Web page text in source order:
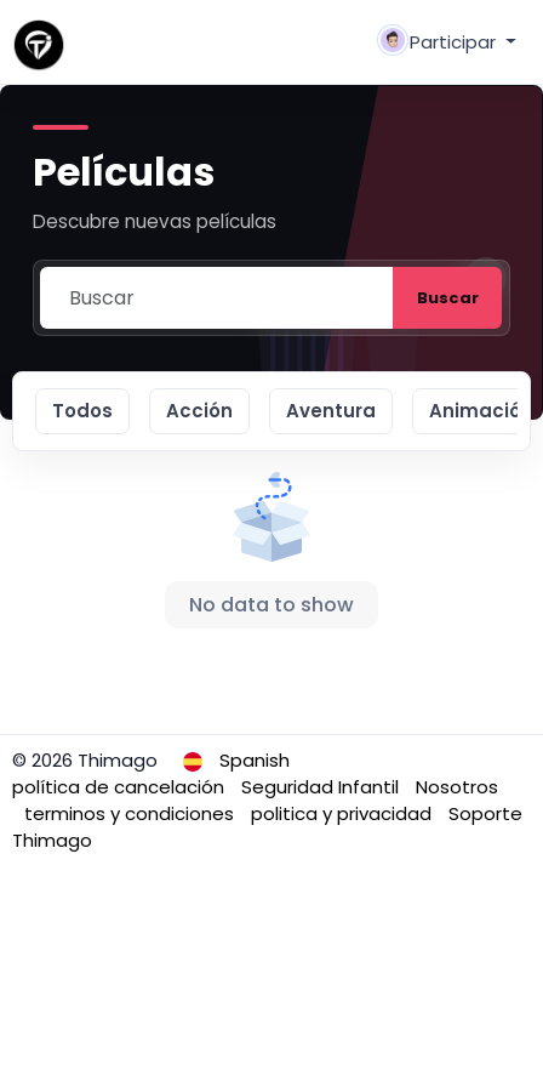
Participar
Películas
Descubre nuevas películas
Buscar
Todos Acción Aventura Animación
No data to show
© 2026 Thimago
Spanish
política de cancelación
Seguridad Infantil
Nosotros
terminos y condiciones
politica y privacidad
Soporte
Thimago